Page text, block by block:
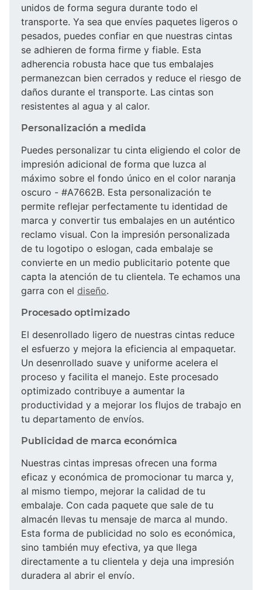
unidos de forma segura durante todo el
transporte. Ya sea que envíes paquetes ligeros o
pesados, puedes confiar en que nuestras cintas
se adhieren de forma firme y fiable. Esta
adherencia robusta hace que tus embalajes
permanezcan bien cerrados y reduce el riesgo de
daños durante el transporte. Las cintas son
resistentes al agua y al calor.
Personalización a medida
Puedes personalizar tu cinta eligiendo el color de
impresión adicional de forma que luzca al
máximo sobre el fondo único en el color naranja
oscuro - #A7662B. Esta personalización te
permite reflejar perfectamente tu identidad de
marca y convertir tus embalajes en un auténtico
reclamo visual. Con la impresión personalizada
de tu logotipo o eslogan, cada embalaje se
convierte en un medio publicitario potente que
capta la atención de tu clientela. Te echamos una
garra con el diseño.
Procesado optimizado
El desenrollado ligero de nuestras cintas reduce
el esfuerzo y mejora la eficiencia al empaquetar.
Un desenrollado suave y uniforme acelera el
proceso y facilita el manejo. Este procesado
optimizado contribuye a aumentar la
productividad y a mejorar los flujos de trabajo en
tu departamento de envíos.
Publicidad de marca económica
Nuestras cintas impresas ofrecen una forma
eficaz y económica de promocionar tu marca y,
al mismo tiempo, mejorar la calidad de tu
embalaje. Con cada paquete que sale de tu
almacén llevas tu mensaje de marca al mundo.
Esta forma de publicidad no solo es económica,
sino también muy efectiva, ya que llega
directamente a tu clientela y deja una impresión
duradera al abrir el envío.